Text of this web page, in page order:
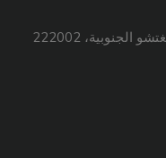
Contact (Position): رقم 199، طريق يينغتشو الجنوبية، 222002